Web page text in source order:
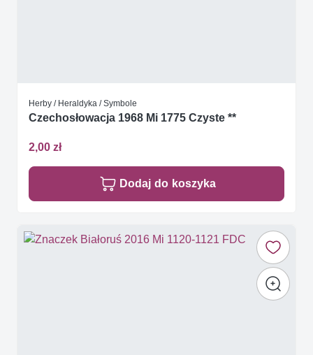
Herby / Heraldyka / Symbole
Czechosłowacja 1968 Mi 1775 Czyste **
2,00 zł
Dodaj do koszyka